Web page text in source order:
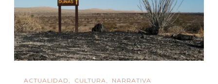
ACTUALIDAD CULTURA NARRATIVA